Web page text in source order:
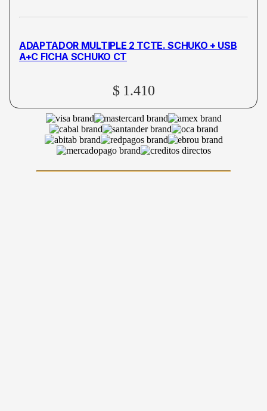
ADAPTADOR MULTIPLE 2 TCTE. SCHUKO + USB
A+C FICHA SCHUKO CT
$ 1.410